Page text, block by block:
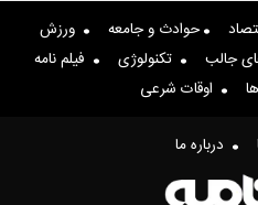
حوادث و جامعه
ورزش
جالب تکنولوژی
فیلم نامه
اوقات شرعی
درباره ما